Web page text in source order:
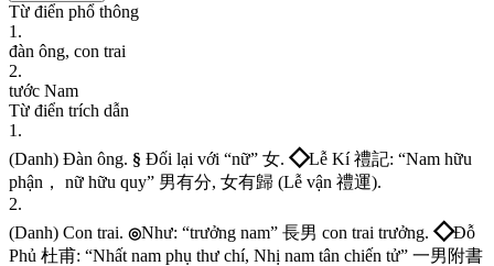
Từ điển phổ thông
1 .
đàn ông, con trai
2.
tước Nam
Từ điển trích dẫn
1 .
(Danh) Đàn ông. § Đối lại với “nữ” 女. ◇Lễ Kí 禮記: “Nam hữu
phận ， nữ hữu quy” 男有分, 女有歸 (Lễ vận 禮運).
2.
(Danh) Con trai. ◎Như: “trưởng nam” 長男 con trai trưởng. ◇Đỗ
Phủ 杜甫: “Nhất nam phụ thư chí, Nhị nam tân chiến tử” 一男 附書